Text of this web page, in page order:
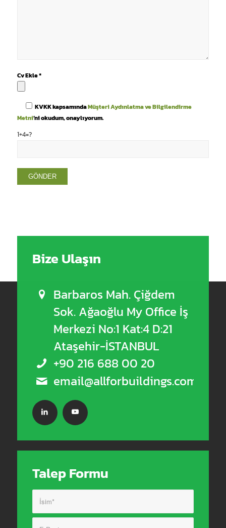
Cv Ekle *
KVKK kapsamındaMüşteri Aydınlatma ve Bilgilendirme
Metni’ni okudum, onaylıyorum.
1+4=?
Bize Ulaşın
Barbaros Mah. Çiğdem
Sok. Ağaoğlu My Office İş
Merkezi No:1 Kat:4 D:21
Ataşehir-İSTANBUL
+90 216 688 00 20
email@allforbuildings.com
Talep Formu